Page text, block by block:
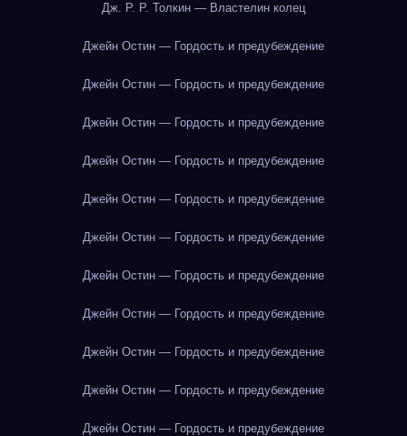
Дж. Р. Р. Толкин — Властелин колец
Джейн Остин — Гордость и предубеждение
Джейн Остин — Гордость и предубеждение
Джейн Остин — Гордость и предубеждение
Джейн Остин — Гордость и предубеждение
Джейн Остин — Гордость и предубеждение
Джейн Остин — Гордость и предубеждение
Джейн Остин — Гордость и предубеждение
Джейн Остин — Гордость и предубеждение
Джейн Остин — Гордость и предубеждение
Джейн Остин — Гордость и предубеждение
Джейн Остин — Гордость и предубеждение